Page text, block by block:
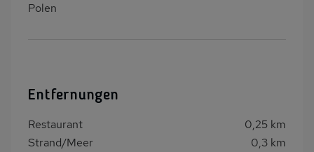
Polen
Entfernungen
Restaurant
0,25 km
Strand/Meer
0,3 km